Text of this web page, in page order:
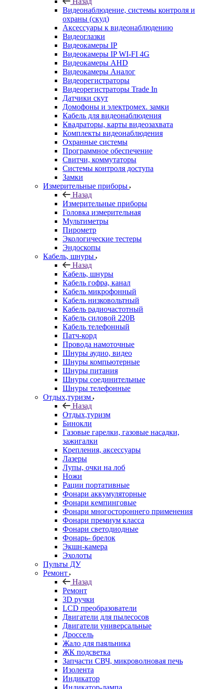
Видеонаблюдение, системы контроля и
охраны (скуд)
Аксессуары к видеонаблюдению
Видеоглазки
Видеокамеры IP
Видеокамеры IP WI-FI 4G
Видеокамеры AHD
Видеокамеры Аналог
Видеорегистраторы
Видеорегистраторы Trade In
Датчики скут
Домофоны и электромех. замки
Кабель для видеонаблюдения
Квадраторы, карты видеозахвата
Комплекты видеонаблюдения
Охранные системы
Программное обеспечение
Свитчи, коммутаторы
Системы контроля доступа
Замки
Измерительные приборы
Назад
Измерительные приборы
Головка измерительная
Мультиметры
Пирометр
Экологические тестеры
Эндоскопы
Кабель, шнуры
Назад
Кабель, шнуры
Кабель гофра, канал
Кабель микрофонный
Кабель низковольтный
Кабель радиочастотный
Кабель силовой 220В
Кабель телефонный
Патч-корд
Провода намоточные
Шнуры аудио, видео
Шнуры компьютерные
Шнуры питания
Шнуры соединительные
Шнуры телефонные
Отдых,туризм
Назад
Отдых,туризм
Бинокли
Газовые гарелки, газовые насадки,
зажигалки
Крепления, аксессуары
Лазеры
Лупы, очки на лоб
Ножи
Рации портативные
Фонари аккумуляторные
Фонари кемпинговые
Фонари многостороннего применения
Фонари премиум класса
Фонари светодиодные
Фонарь- брелок
Экшн-камера
Эхолоты
Пульты ДУ
Ремонт
Назад
Ремонт
3D ручки
LCD преобразователи
Двигатели для пылесосов
Двигатели универсальные
Дроссель
Жало для паяльника
ЖК подсветка
Запчасти СВЧ, микроволновая печь
Изолента
Индикатор
Индикатор-лампа